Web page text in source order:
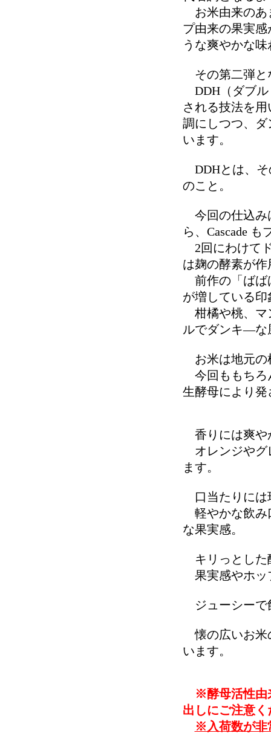
お米由来のあ
プ由来の果実
うな爽やかな
その第二弾と
DDH（ダブル
される技法を
調にしつつ、
います。
DDHとは、そ
のこと。
今回の仕込み
ら、Cascade も
2回にわけて
は麹の酵素が
前作の「ばば
が増している印
柑橘や桃、マ
ルでダンキ―な
お米は地元の
今回ももちろ
生酵母により
香りには爽や
オレンジやグ
ます。
口当たりには
軽やかな飲み
な果実感。
キリっとした
果実感やホッ
ジューシーで
懐の広いお米
います。
※酵母活性由
出しにご注意く
※入荷数が非